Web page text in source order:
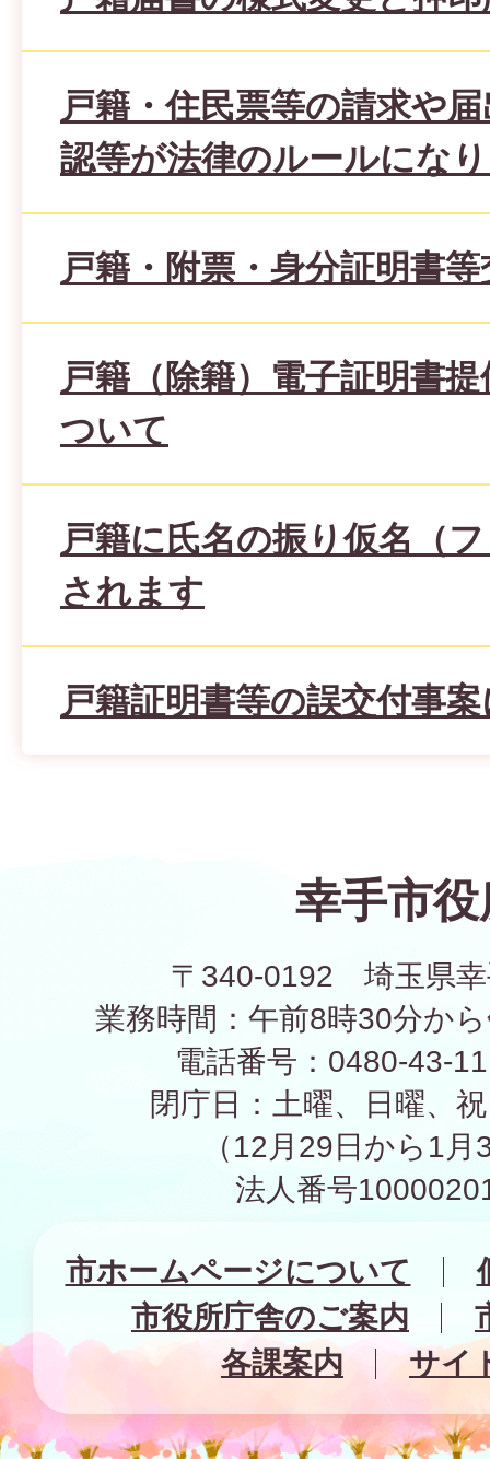
戸籍・住民票等の請求や
認等が法律のルールにな
戸籍・附票・身分証明書
戸籍（除籍）電子証明書
ついて
戸籍に氏名の振り仮名（
されます
戸籍証明書等の誤交付事
幸手市役
〒340-0192 埼玉県幸
業務時間：午前8時30分か
電話番号：0480-43-
閉庁日：土曜、日曜、
（12月29日から1
法人番号
市ホームページについて
市役所庁舎のご案内
各課案内
サイ